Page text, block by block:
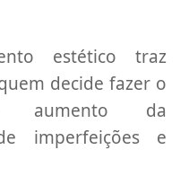
estético traz
decide fazer o
aumento da
imperfeições e